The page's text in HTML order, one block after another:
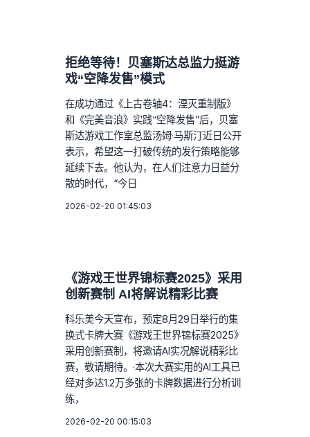
拒绝等待！贝塞斯达总监力挺游
戏“空降发售”模式
在成功通过《上古卷轴4：湮灭重制版》
和《完美音浪》实践“空降发售”后，贝塞
斯达游戏工作室总监汤姆·马斯汀近日公开
表示，希望这一打破传统的发行策略能够
延续下去。他认为，在人们注意力日益分
散的时代，“今日
2026-02-20 01:45:03
《游戏王世界锦标赛2025》采用
创新赛制 AI将解说精彩比赛
科乐美今天宣布，预定8月29日举行的集
换式卡牌大赛《游戏王世界锦标赛2025》
采用创新赛制，将邀请AI实况解说精彩比
赛，敬请期待。·本次大赛实用的AI工具已
经对多达1.2万多张的卡牌数据进行分析训
练，
2026-02-20 00:15:03